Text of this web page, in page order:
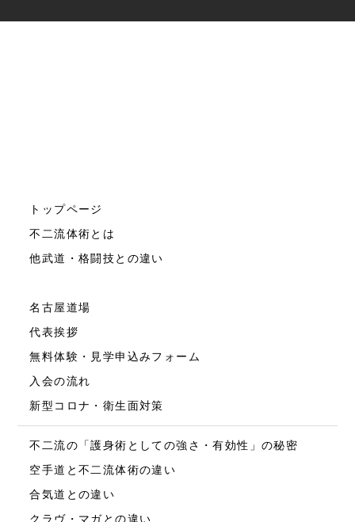
トップページ
不二流体術とは
他武道・格闘技との違い
名古屋道場
代表挨拶
無料体験・見学申込みフォーム
入会の流れ
新型コロナ・衛生面対策
不二流の「護身術としての強さ・有効性」の秘密
空手道と不二流体術の違い
合気道との違い
クラヴ・マガとの違い